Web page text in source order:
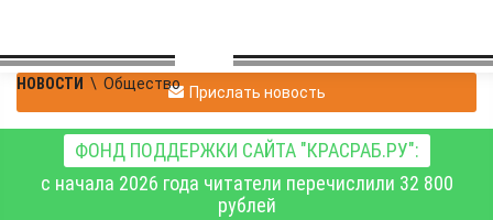
НОВОСТИ \ Общество Прислать новость
ФОНД ПОДДЕРЖКИ САЙТА "КРАСРАБ.РУ":
с начала 2026 года читатели перечислили 32 800
рублей